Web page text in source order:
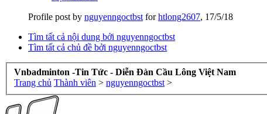
Profile post by nguyenngoctbst forhtlong2607, 17/5/18
Tìm tất cả nội dung bởi nguyenngoctbst
Tìm tất cả chủ đề bởi nguyenngoctbst
Vnbadminton -Tin Tức - Diễn Đàn Cầu Lông Việt Nam
Trang chủ Thành viên > nguyenngoctbst >